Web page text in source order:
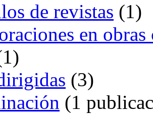
de revistas (1)
en
(3)
(1